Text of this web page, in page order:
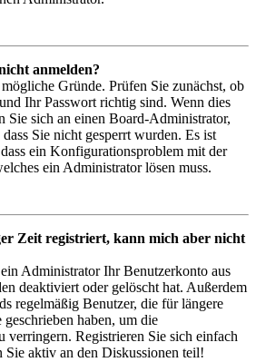
anmelden?
Gründe. Prüfen Sie zunächst, ob
Ihr Passwort richtig sind. Wenn dies
Sie sich an einen Board-Administrator,
Sie nicht gesperrt wurden. Es ist
ein Konfigurationsproblem mit der
ein Administrator lösen muss.
Zeit registriert, kann mich aber nicht
Administrator Ihr Benutzerkonto aus
deaktiviert oder gelöscht hat. Außerdem
regelmäßig Benutzer, die für längere
haben, um die
verringern. Registrieren Sie sich einfach
Sie aktiv an den Diskussionen teil!